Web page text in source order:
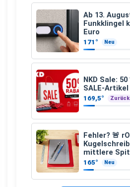
Ab 13.
Funkklingel
Euro
171° Neu
NKD Sale:
SALE-Artikel
169,5° Zurück
Fehler? 🚨
mittlere
mm – 12
165° Neu